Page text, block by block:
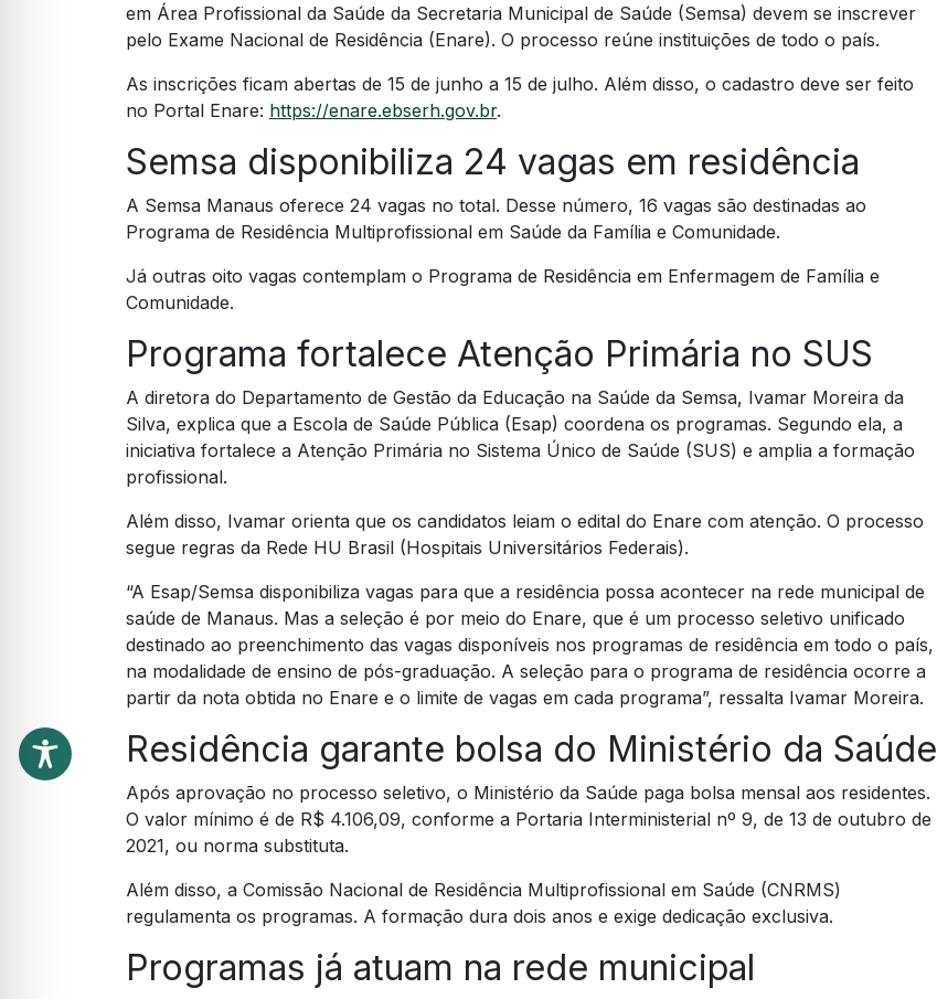
em Área Profissional da Saúde da Secretaria Municipal de Saúde (Semsa) devem se inscrever
pelo Exame Nacional de Residência (Enare). O processo reúne instituições de todo o país.
As inscrições ficam abertas de 15 de junho a 15 de julho. Além disso, o cadastro deve ser feito
no Portal Enare: https://enare.ebserh.gov.br.
Semsa disponibiliza 24 vagas em residência
A Semsa Manaus oferece 24 vagas no total. Desse número, 16 vagas são destinadas ao
Programa de Residência Multiprofissional em Saúde da Família e Comunidade.
Já outras oito vagas contemplam o Programa de Residência em Enfermagem de Família e
Comunidade.
Programa fortalece Atenção Primária no SUS
A diretora do Departamento de Gestão da Educação na Saúde da Semsa, Ivamar Moreira da
Silva, explica que a Escola de Saúde Pública (Esap) coordena os programas. Segundo ela, a
iniciativa fortalece a Atenção Primária no Sistema Único de Saúde (SUS) e amplia a formação
profissional.
Além disso, Ivamar orienta que os candidatos leiam o edital do Enare com atenção. O processo
segue regras da Rede HU Brasil (Hospitais Universitários Federais).
“A Esap/Semsa disponibiliza vagas para que a residência possa acontecer na rede municipal de
saúde de Manaus. Mas a seleção é por meio do Enare, que é um processo seletivo unificado
destinado ao preenchimento das vagas disponíveis nos programas de residência em todo o país,
na modalidade de ensino de pós-graduação. A seleção para o programa de residência ocorre a
partir da nota obtida no Enare e o limite de vagas em cada programa”, ressalta Ivamar Moreira.
Residência garante bolsa do Ministério da Saúde
Após aprovação no processo seletivo, o Ministério da Saúde paga bolsa mensal aos residentes.
O valor mínimo é de R$ 4.106,09, conforme a Portaria Interministerial nº 9, de 13 de outubro de
2021, ou norma substituta.
Além disso, a Comissão Nacional de Residência Multiprofissional em Saúde (CNRMS)
regulamenta os programas. A formação dura dois anos e exige dedicação exclusiva.
Programas já atuam na rede municipal